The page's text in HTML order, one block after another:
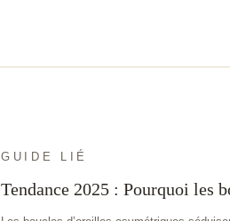
GUIDE LIÉ
Tendance 2025 : Pourquoi les